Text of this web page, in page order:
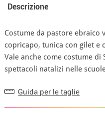
Descrizione
Costume da pastore ebraico
copricapo, tunica con gilet e
Vale anche come costume di
spettacoli natalizi nelle
Guida per le taglie